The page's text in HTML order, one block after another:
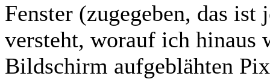
Fenster (zugegeben, das
versteht, worauf ich hinaus
Bildschirm aufgeblähten